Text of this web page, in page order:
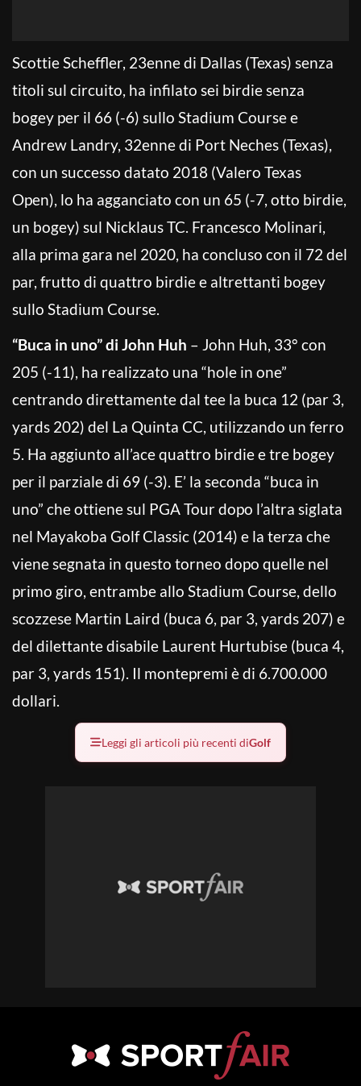
Scottie Scheffler, 23enne di Dallas (Texas) senza
titoli sul circuito, ha infilato sei birdie senza
bogey per il 66 (-6) sullo Stadium Course e
Andrew Landry, 32enne di Port Neches (Texas),
con un successo datato 2018 (Valero Texas
Open), lo ha agganciato con un 65 (-7, otto birdie,
un bogey) sul Nicklaus TC. Francesco Molinari,
alla prima gara nel 2020, ha concluso con il 72 del
par, frutto di quattro birdie e altrettanti bogey
sullo Stadium Course.
“Buca in uno” di John Huh – John Huh, 33° con
205 (-11), ha realizzato una “hole in one”
centrando direttamente dal tee la buca 12 (par 3,
yards 202) del La Quinta CC, utilizzando un ferro
5. Ha aggiunto all’ace quattro birdie e tre bogey
per il parziale di 69 (-3). E’ la seconda “buca in
uno” che ottiene sul PGA Tour dopo l’altra siglata
nel Mayakoba Golf Classic (2014) e la terza che
viene segnata in questo torneo dopo quelle nel
primo giro, entrambe allo Stadium Course, dello
scozzese Martin Laird (buca 6, par 3, yards 207) e
del dilettante disabile Laurent Hurtubise (buca 4,
par 3, yards 151). Il montepremi è di 6.700.000
dollari.
Leggi gli articoli più recenti diGolf